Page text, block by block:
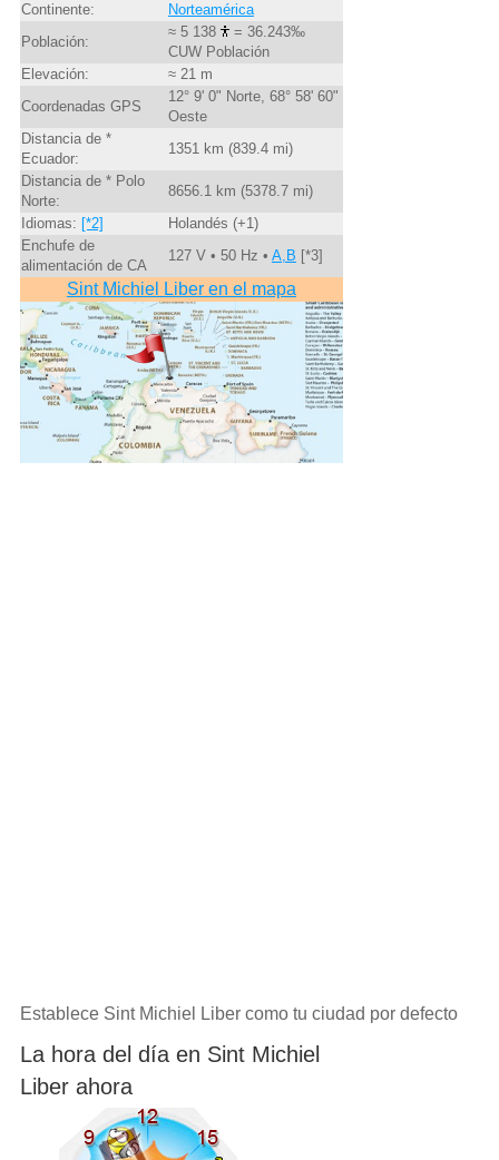
Continente:
Norteamérica
Población:
≈ 5 138
= 36.243‰
CUW Población
Elevación:
≈ 21 m
Coordenadas GPS
12° 9' 0" Norte, 68° 58' 60"
Oeste
Distancia de *
Ecuador:
1351 km (839.4 mi)
Distancia de * Polo
Norte:
8656.1 km (5378.7 mi)
Idiomas: [*2]
Holandés (+1)
Enchufe de
alimentación de CA
127 V • 50 Hz • A,B [*3]
Sint Michiel Liber en el mapa
Establece Sint Michiel Liber como tu ciudad por defecto
La hora del día en Sint Michiel
Liber ahora